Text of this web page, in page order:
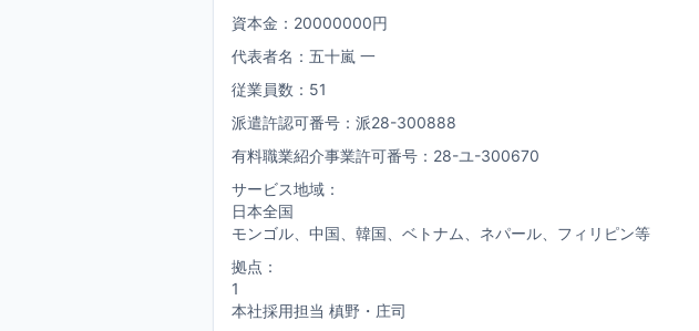
資本金：20000000円
代表者名：五十嵐 一
従業員数：51
派遣許認可番号：派28-300888
有料職業紹介事業許可番号：28-ユ-300670
サービス地域：
日本全国
モンゴル、中国、韓国、ベトナム、ネパール、フィリピン等
拠点：
1
本社採用担当 槙野・庄司